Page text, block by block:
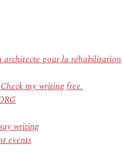
architecte pour la réhabilitation
my writing free.
writing
events